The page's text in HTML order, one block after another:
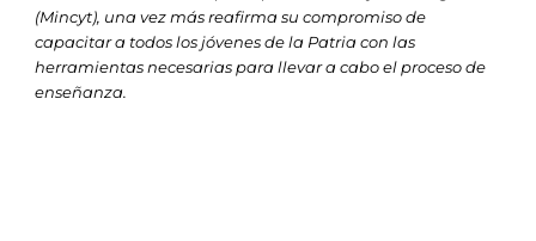
(Mincyt), una vez más reafirma su compromiso de
capacitar a todos los jóvenes de la Patria con las
herramientas necesarias para llevar a cabo el proceso de
enseñanza.